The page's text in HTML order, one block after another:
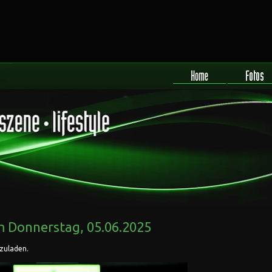
Donnerstag, 05.06.2025